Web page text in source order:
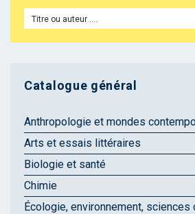
Catalogue général
Anthropologie et mondes
Arts et essais littéraires
Biologie et santé
Chimie
Écologie, environnement, sciences